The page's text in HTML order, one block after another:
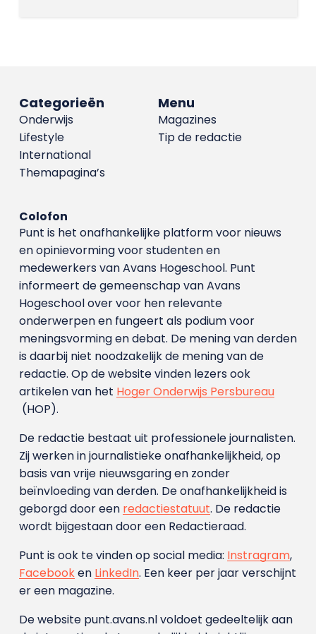
Menu
Magazines
Tip de redactie
Categorieën
Onderwijs
Lifestyle
International
Themapagina’s
Colofon
Punt is het onafhankelijke platform voor nieuws
en opinievorming voor studenten en
medewerkers van Avans Hoge­school. Punt
informeert de gemeenschap van Avans
Hogeschool over voor hen relevante
onderwerpen en fungeert als podium voor
meningsvorming en debat. De mening van derden
is daarbij niet noodzakelijk de mening van de
redactie. Op de website vinden lezers ook
artikelen van het Hoger Onderwijs Persbureau
(HOP).
De redactie bestaat uit professionele journalisten.
Zij werken in journalistieke onafhankelijkheid, op
basis van vrije nieuwsgaring en zonder
beïnvloeding van derden. De onafhankelijkheid is
geborgd door een redactiestatuut. De redactie
wordt bijgestaan door een Redactieraad.
Punt is ook te vinden op social media: Instragram,
Facebooken LinkedIn. Een keer per jaar verschijnt
er een magazine.
De website punt.avans.nl voldoet gedeeltelijk aan